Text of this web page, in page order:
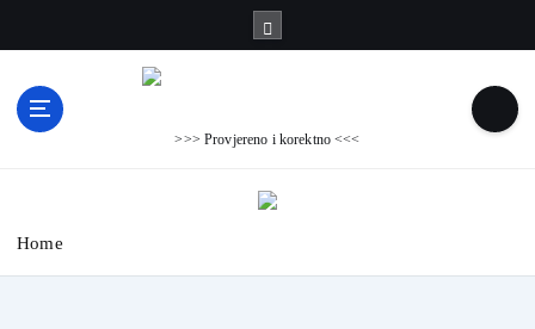
>>> Provjereno i korektno <<<
Home